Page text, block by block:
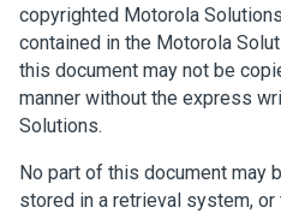
copyrighted Motorola
contained in the Motorola
this document may not be
manner without the express
Solutions.
No part of this document may
stored in a retrieval system,